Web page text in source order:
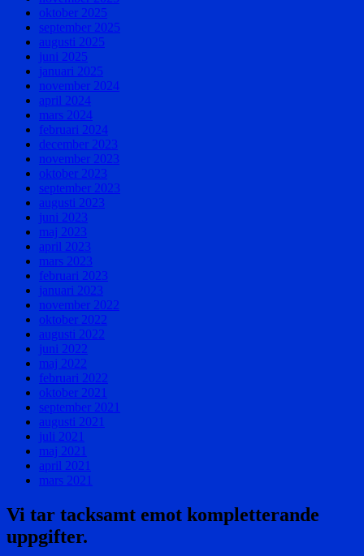
oktober 2025
september 2025
augusti 2025
juni 2025
januari 2025
november 2024
april 2024
mars 2024
februari 2024
december 2023
november 2023
oktober 2023
september 2023
augusti 2023
juni 2023
maj 2023
april 2023
mars 2023
februari 2023
januari 2023
november 2022
oktober 2022
augusti 2022
juni 2022
maj 2022
februari 2022
oktober 2021
september 2021
augusti 2021
juli 2021
maj 2021
april 2021
mars 2021
Vi tar tacksamt emot kompletterande
uppgifter.